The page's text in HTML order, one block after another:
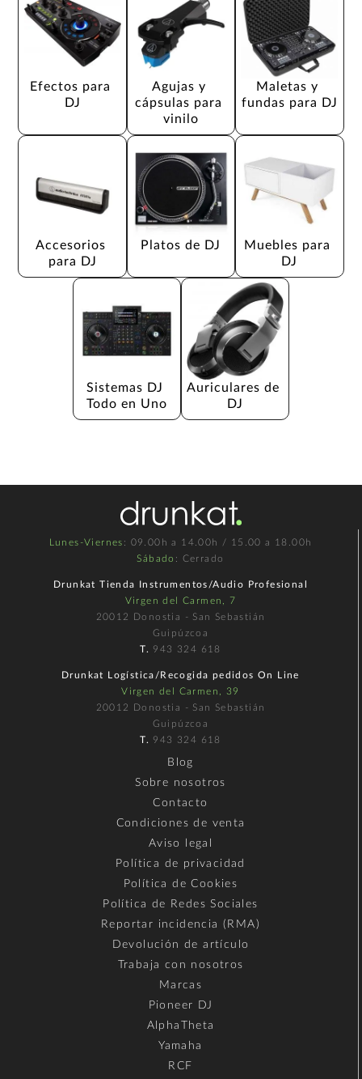
Efectos para
DJ
Agujas y
cápsulas para
vinilo
Maletas y
fundas para DJ
Accesorios
para DJ
Platos de DJ
Muebles para
DJ
Sistemas DJ
Todo en Uno
Auriculares de
DJ
Lunes-Viernes : 09.00h a 14.00h / 15.00 a 18.00h
Sábado : Cerrado
Drunkat Tienda Instrumentos/Audio Profesional
Virgen del Carmen, 7
20012 Donostia - San Sebastián
Guipúzcoa
T. 943 324 618
Drunkat Logística/Recogida pedidos On Line
Virgen del Carmen, 39
20012 Donostia - San Sebastián
Guipúzcoa
T. 943 324 618
Blog
Sobre nosotros
Contacto
Condiciones de venta
Aviso legal
Política de privacidad
Política de Cookies
Política de Redes Sociales
Reportar incidencia (RMA)
Devolución de artículo
Trabaja con nosotros
Marcas
Pioneer DJ
AlphaTheta
Yamaha
RCF